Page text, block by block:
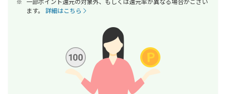
ます。 詳細はこちら